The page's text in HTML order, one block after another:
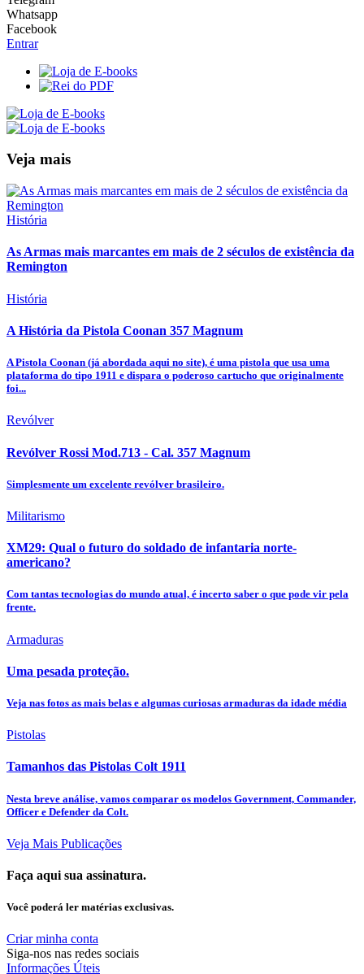
Whatsapp
Facebook
Entrar
Veja mais
História
As Armas mais marcantes em mais de 2 séculos de existência da
Remington
História
A História da Pistola Coonan 357 Magnum
A Pistola Coonan (já abordada aqui no site), é uma pistola que usa uma
plataforma do tipo 1911 e dispara o poderoso cartucho que originalmente
foi...
Revólver
Revólver Rossi Mod.713 - Cal. 357 Magnum
Simplesmente um excelente revólver brasileiro.
Militarismo
XM29: Qual o futuro do soldado de infantaria norte-
americano?
Com tantas tecnologias do mundo atual, é incerto saber o que pode vir pela
frente.
Armaduras
Uma pesada proteção.
Veja nas fotos as mais belas e algumas curiosas armaduras da idade média
Pistolas
Tamanhos das Pistolas Colt 1911
Nesta breve análise, vamos comparar os modelos Government, Commander,
Officer e Defender da Colt.
Veja Mais Publicações
Faça aqui sua assinatura.
Você poderá ler matérias exclusivas.
Criar minha conta
Siga-nos nas redes sociais
Informações Úteis